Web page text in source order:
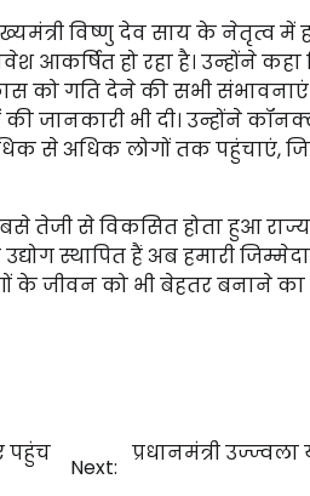
विष्णु देव साय के नेतृत्व
हो रहा है। उन्होंने कहा
को गति देने की सभी संभावनाएं
जानकारी भी दी। उन्होंने
से अधिक लोगों तक पहुंचाएं,
से विकसित होता हुआ राज्य
स्थापित हैं अब हमारी
के जीवन को भी बेहतर बनाने का
पहुंच
Next:
प्रधानमंत्री